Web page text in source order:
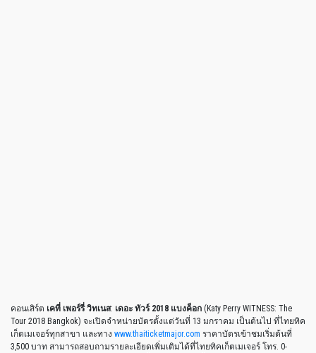
คอนเสิร์ต เคที่ เพอร์รี่ วิทเนส: เดอะ ทัวร์ 2018 แบงค็อก (Katy Perry WITNESS: The
Tour 2018 Bangkok) จะเปิดจำหน่ายบัตรตั้งแต่วันที่ 13 มกราคม เป็นต้นไป ที่ไทยทิค
เก็ตเมเจอร์ทุกสาขา และทาง www.thaiticketmajor.com ราคาบัตรเข้าชมเริ่มต้นที่
3,500 บาท สามารถสอบถามรายละเอียดเพิ่มเติมได้ที่ไทยทิคเก็ตเมเจอร์ โทร. 0-